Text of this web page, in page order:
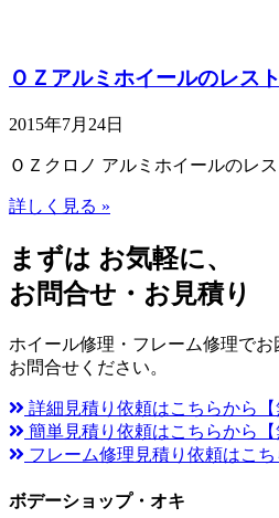
ＯＺアルミホイールのレス
2015年7月24日
ＯＺクロノ アルミホイールのレ
詳しく見る »
まずは お気軽に、
お問合せ・お見積り
ホイール修理・フレーム修理で
お問合せください。
詳細見積り依頼はこ
簡単見積り依頼はこ
フレーム修理見積り依頼は
ボデーショップ・オキ